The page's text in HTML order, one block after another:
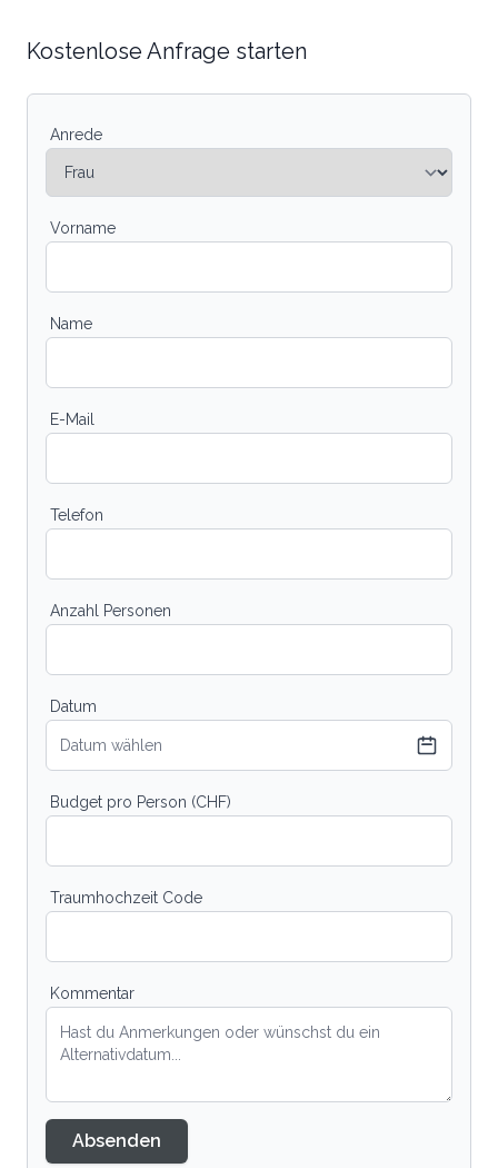
Kostenlose Anfrage starten
Anrede
Vorname
Name
E-Mail
Telefon
Anzahl Personen
Datum
Datum wählen
Budget pro Person (CHF)
Traumhochzeit Code
Kommentar
Absenden